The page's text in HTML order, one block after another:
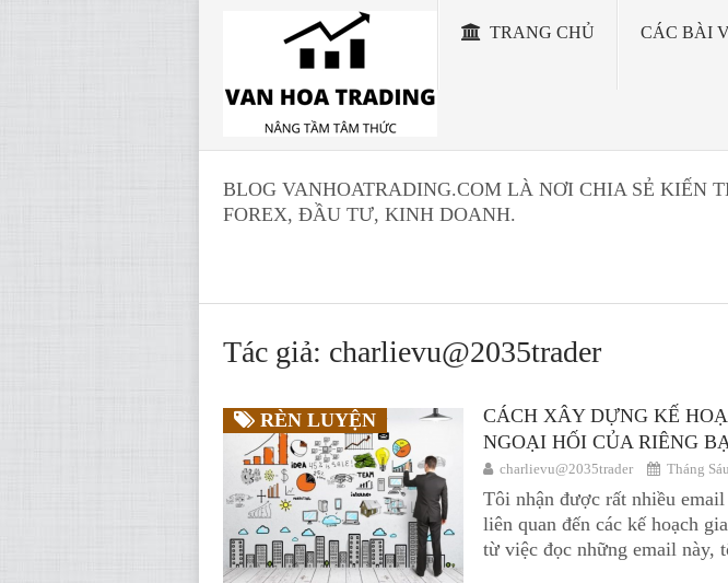
TRANG CHỦ CÁC BÀI
BLOG VANHOATRADING.COM LÀ NƠI CHIA SẺ KIẾN
FOREX, ĐẦU TƯ, KINH DOANH.
Tác giả: charlievu@2035trader
RÈN LUYỆN
CÁCH XÂY DỰNG KẾ
NGOẠI HỐI CỦA RIÊNG
charlievu@2035trader Tháng
Tôi nhận được rất nhiều
liên quan đến các kế hoạch
từ việc đọc những email này,